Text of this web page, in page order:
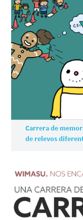
Carrera de
de relevos